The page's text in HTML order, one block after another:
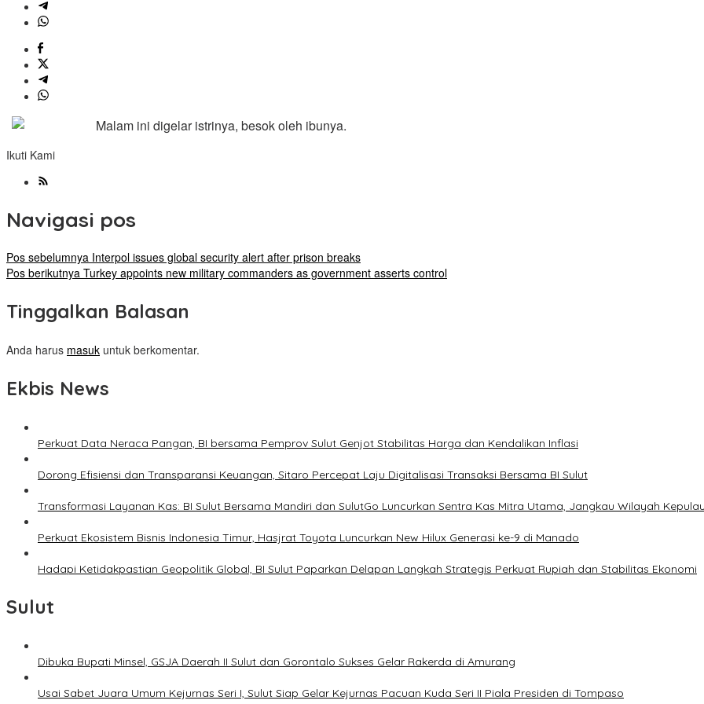
Malam ini digelar istrinya, besok oleh ibunya.
Ikuti Kami
Navigasi pos
Pos sebelumnya Interpol issues global security alert after prison breaks
Pos berikutnya Turkey appoints new military commanders as government asserts control
Tinggalkan Balasan
Anda harus masuk untuk berkomentar.
Ekbis News
Perkuat Data Neraca Pangan, BI bersama Pemprov Sulut Genjot Stabilitas Harga dan Kendalikan Inflasi
Dorong Efisiensi dan Transparansi Keuangan, Sitaro Percepat Laju Digitalisasi Transaksi Bersama BI Sulut
Transformasi Layanan Kas: BI Sulut Bersama Mandiri dan SulutGo Luncurkan Sentra Kas Mitra Utama, Jangkau Wilayah
Perkuat Ekosistem Bisnis Indonesia Timur, Hasjrat Toyota Luncurkan New Hilux Generasi ke-9 di Manado
Hadapi Ketidakpastian Geopolitik Global, BI Sulut Paparkan Delapan Langkah Strategis Perkuat Rupiah dan Stabilitas Ekonomi
Sulut
Dibuka Bupati Minsel, GSJA Daerah II Sulut dan Gorontalo Sukses Gelar Rakerda di Amurang
Usai Sabet Juara Umum Kejurnas Seri I, Sulut Siap Gelar Kejurnas Pacuan Kuda Seri II Piala Presiden di Tompaso